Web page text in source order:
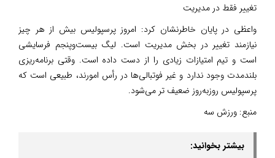
تغییر فقط در مدیریت
واعظی در پایان خاطرنشان کرد: امروز پرسپولیس بیش از هر چیز
نیازمند تغییر در بخش مدیریت است. لیگ بیست‌وپنجم فرسایشی
است و تیم امتیازات زیادی را از دست داده است. وقتی برنامه‌ریزی
بلندمدت وجود ندارد و غیر فوتبالی‌ها در رأس امورند، طبیعی است که
پرسپولیس روزبه‌روز ضعیف تر می‌شود.
منبع: ورزش سه
بیشتر بخوانید: